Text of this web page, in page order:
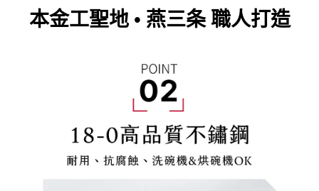
本金工聖地 • 燕三条 職人打造